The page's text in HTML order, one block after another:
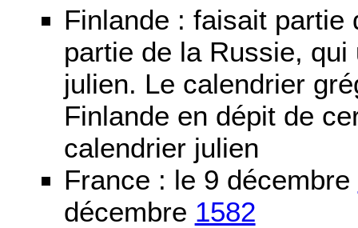
Finlande : faisait partie
partie de la Russie,
julien. Le calendrier
Finlande en dépit de
calendrier julien
France : le 9 décembre
décembre 1582